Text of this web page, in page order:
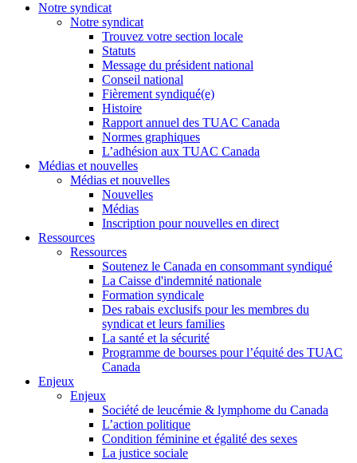
Notre syndicat
Notre syndicat
Trouvez votre section locale
Statuts
Message du président national
Conseil national
Fièrement syndiqué(e)
Histoire
Rapport annuel des TUAC Canada
Normes graphiques
L’adhésion aux TUAC Canada
Médias et nouvelles
Médias et nouvelles
Nouvelles
Médias
Inscription pour nouvelles en direct
Ressources
Ressources
Soutenez le Canada en consommant syndiqué
La Caisse d'indemnité nationale
Formation syndicale
Des rabais exclusifs pour les membres du
syndicat et leurs families
La santé et la sécurité
Programme de bourses pour l’équité des TUAC
Canada
Enjeux
Enjeux
Société de leucémie & lymphome du Canada
L’action politique
Condition féminine et égalité des sexes
La justice sociale